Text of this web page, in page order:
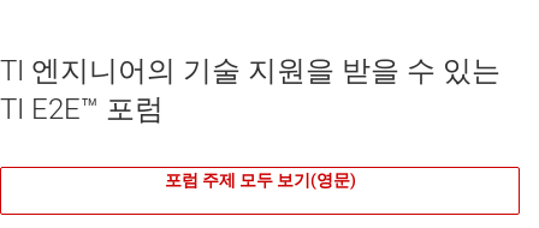
TI 엔지니어의 기술 지원을 받을 수 있는
TI E2E™ 포럼
포럼 주제 모두 보기(영문)